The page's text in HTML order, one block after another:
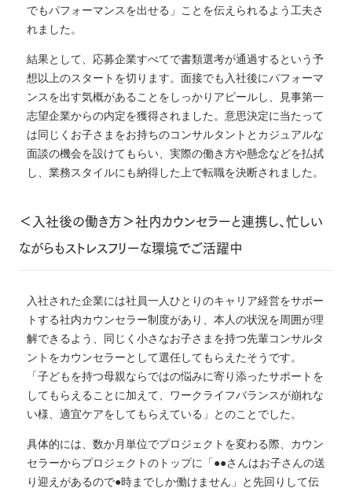
でもパフォーマンスを出せる」ことを伝えられるよう工夫さ
れました。
結果として、応募企業すべてで書類選考が通過するという予
想以上のスタートを切ります。面接でも入社後にパフォーマ
ンスを出す気概があることをしっかりアピールし、見事第一
志望企業からの内定を獲得されました。意思決定に当たって
は同じくお子さまをお持ちのコンサルタントとカジュアルな
面談の機会を設けてもらい、実際の働き方や懸念などを払拭
し、業務スタイルにも納得した上で転職を決断されました。
＜入社後の働き方＞社内カウンセラーと連携し、忙しい
ながらもストレスフリーな環境でご活躍中
入社された企業には社員一人ひとりのキャリア経営をサポー
トする社内カウンセラー制度があり、本人の状況を周囲が理
解できるよう、同じく小さなお子さまを持つ先輩コンサルタ
ントをカウンセラーとして選任してもらえたそうです。
「子どもを持つ母親ならではの悩みに寄り添ったサポートを
してもらえることに加えて、ワークライフバランスが崩れな
い様、適宜ケアをしてもらえている」とのことでした。
具体的には、数か月単位でプロジェクトを変わる際、カウン
セラーからプロジェクトのトップに「●●さんはお子さんの送
り迎えがあるので●時までしか働けません」と先回りして伝